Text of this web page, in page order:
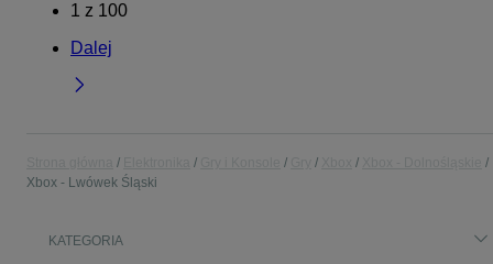
1 z 100
Dalej
Xbox - Lwówek Śląski
KATEGORIA